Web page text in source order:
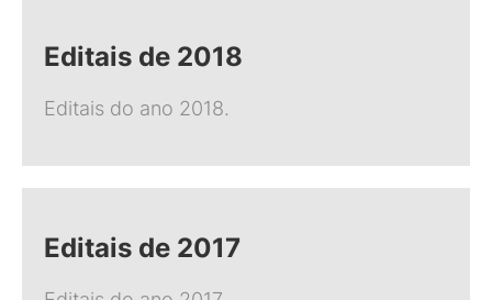
Editais de 2018
Editais do ano 2018.
Editais de 2017